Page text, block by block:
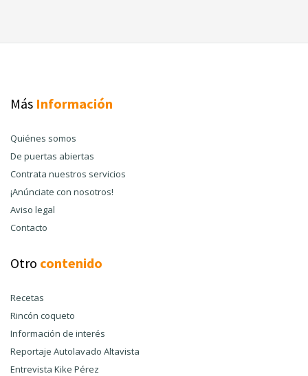
Más Información
Quiénes somos
De puertas abiertas
Contrata nuestros servicios
¡Anúnciate con nosotros!
Aviso legal
Contacto
Otro contenido
Recetas
Rincón coqueto
Información de interés
Reportaje Autolavado Altavista
Entrevista Kike Pérez